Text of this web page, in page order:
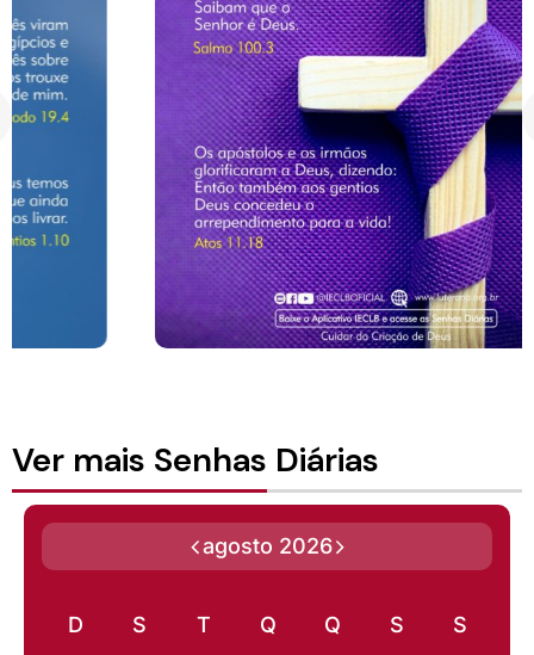
Ver mais Senhas Diárias
agosto 2026
D S T Q Q S S